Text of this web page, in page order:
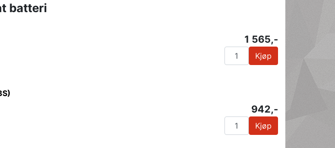
batteri
1 565,-
Kjøp
942,-
Kjøp